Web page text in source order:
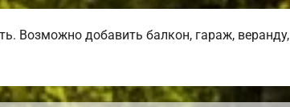
Возможно добавить балкон, гараж, веранду,